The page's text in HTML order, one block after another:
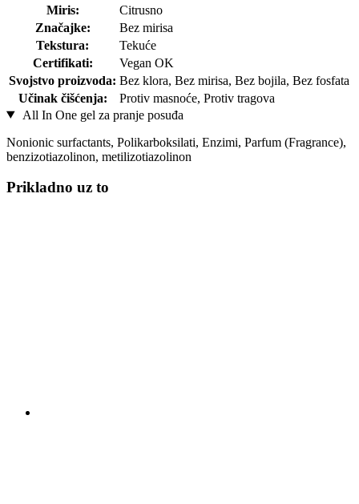
Miris:
Citrusno
Značajke:
Bez mirisa
Tekstura:
Tekuće
Certifikati:
Vegan OK
Svojstvo proizvoda: Bez klora, Bez mirisa, Bez bojila, Bez fosfata
Učinak čišćenja:
Protiv masnoće, Protiv tragova
All In One gel za pranje posuđa
Nonionic surfactants, Polikarboksilati, Enzimi, Parfum (Fragrance),
benzizotiazolinon, metilizotiazolinon
Prikladno uz to